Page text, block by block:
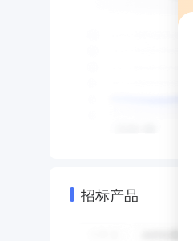
招标产品